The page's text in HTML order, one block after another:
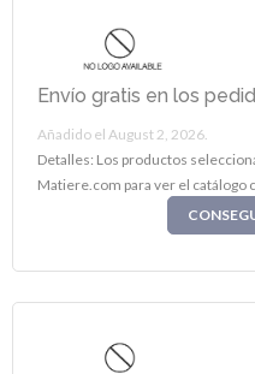
Envío gratis en los
Añadido el August 2, 2026.
Detalles: Los productos
Matiere.com para ver el catálogo